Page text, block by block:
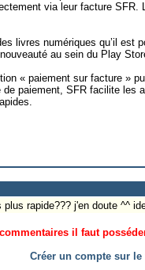
via leur facture SFR.
livres numériques qu’il est
au sein du Play
« paiement sur facture »
paiement, SFR facilite les
rapide??? j'en doute ^^
il faut
Créer un compte sur